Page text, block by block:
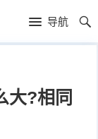
导航
大?相同